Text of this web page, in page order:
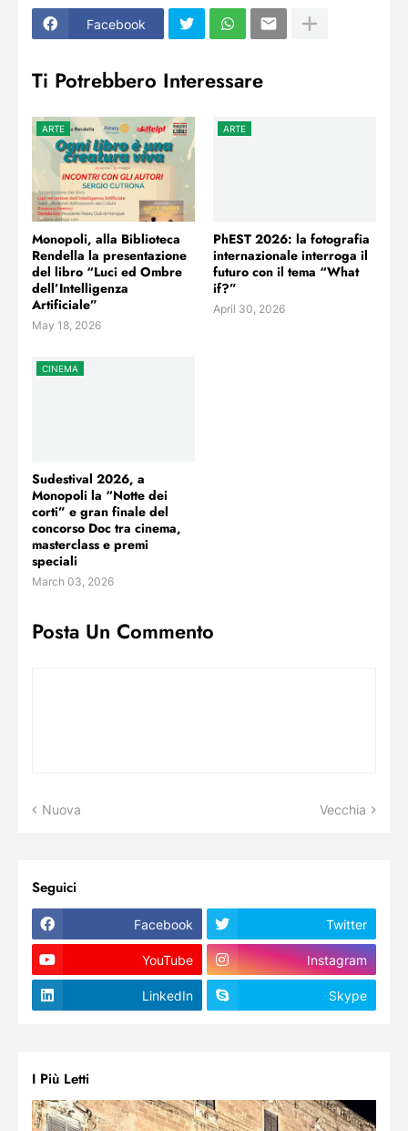
Facebook
Ti Potrebbero Interessare
ARTE
Monopoli, alla Biblioteca
Rendella la presentazione
del libro “Luci ed Ombre
dell’Intelligenza
Artificiale”
May 18, 2026
ARTE
PhEST 2026: la fotografia
internazionale interroga il
futuro con il tema “What
if?”
April 30, 2026
CINEMA
Sudestival 2026, a
Monopoli la “Notte dei
corti” e gran finale del
concorso Doc tra cinema,
masterclass e premi
speciali
March 03, 2026
Posta Un Commento
Nuova Vecchia
Seguici
Facebook Twitter
YouTube Instagram
LinkedIn Skype
I Più Letti